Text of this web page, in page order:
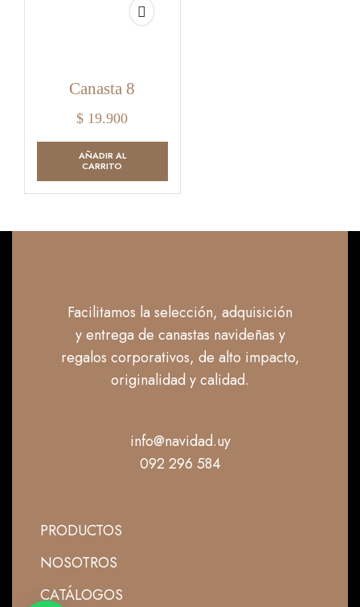
Canasta 8
$ 19.900
AÑADIR AL
CARRITO
Facilitamos la selección, adquisición
y entrega de canastas navideñas y
regalos corporativos, de alto impacto,
originalidad y calidad.
info@navidad.uy
092 296 584
PRODUCTOS
NOSOTROS
CATÁLOGOS